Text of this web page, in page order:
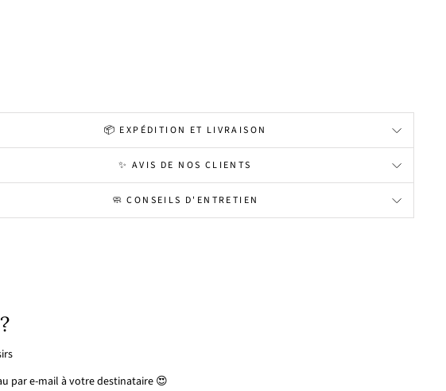
📦 EXPÉDITION ET LIVRAISON
✨ AVIS DE NOS CLIENTS
🧼 CONSEILS D'ENTRETIEN
par e-mail à votre destinataire 😍